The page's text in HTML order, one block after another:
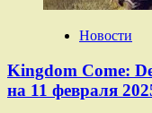
Новости
Kingdom Come:
на 11 февраля